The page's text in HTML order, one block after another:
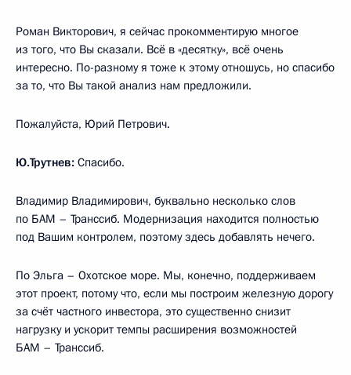
Роман Викторович, я сейчас прокомментирую многое
из того, что Вы сказали. Всё в «десятку», всё очень
интересно. По-разному я тоже к этому отношусь, но спасибо
за то, что Вы такой анализ нам предложили.
Пожалуйста, Юрий Петрович.
Ю.Трутнев: Спасибо.
Владимир Владимирович, буквально несколько слов
по БАМ – Транссиб. Модернизация находится полностью
под Вашим контролем, поэтому здесь добавлять нечего.
По Эльга – Охотское море. Мы, конечно, поддерживаем
этот проект, потому что, если мы построим железную дорогу
за счёт частного инвестора, это существенно снизит
нагрузку и ускорит темпы расширения возможностей
БАМ – Транссиб.